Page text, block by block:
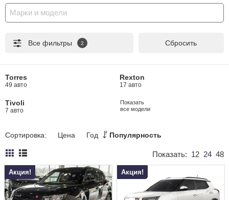
УСЛУГИ
АКЦИИ
Личный кабинет
Марки и модели
Все фильтры 2 Сбросить
Torres
49 авто
Rexton
17 авто
Tivoli
7 авто
Показать
все модели
Сортировка: Цена Год Популярность
Показать: 12 24 48
Акция! Акция!